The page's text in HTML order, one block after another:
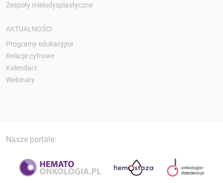
Zespoły mielodysplastyczne
AKTUALNOŚCI
Programy edukacyjne
Relacje cyfrowe
Kalendarz
Webinary
Nasze portale: